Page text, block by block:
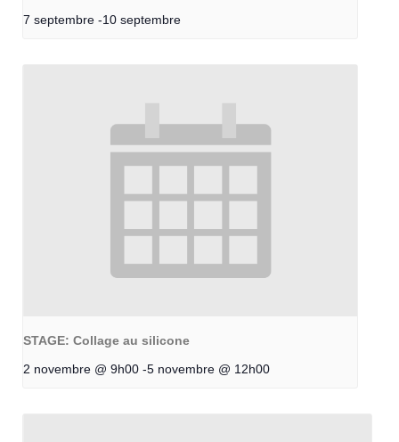
7 septembre -10 septembre
STAGE: Collage au silicone
2 novembre @ 9h00 -5 novembre @ 12h00